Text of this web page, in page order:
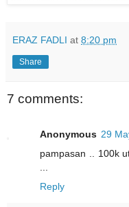
ERAZ FADLI at 8:20 pm
Share
7 comments:
Anonymous 29
pampasan .. 100k
Reply